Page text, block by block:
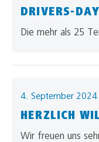
DRIVERS-
Die mehr als 25
empfangen. Die
4. September 2024
HERZLICH
ALLGAIER-
Wir freuen uns